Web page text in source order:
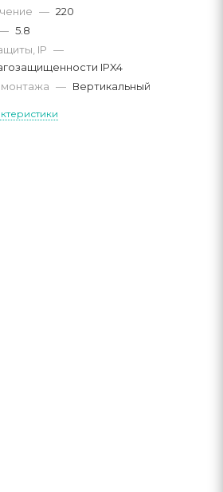
— 220
5.8
IP —
IPX4
— Вертикальный